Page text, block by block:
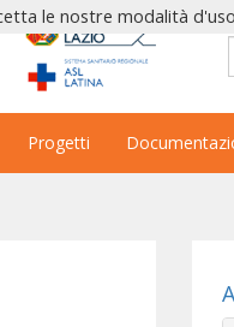
Progetti
le nostre modalità